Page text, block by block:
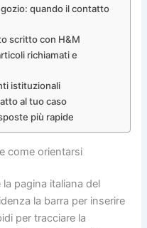
quando il contatto
scritto con H&M
richiamati e
istituzionali
al tuo caso
più rapide
come orientarsi
pagina italiana del
la barra per inserire
per tracciare la